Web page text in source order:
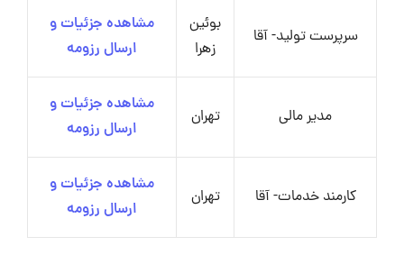
سرپرست تولید- آقا
بوئین
زهرا
مشاهده جزئیات و
ارسال رزومه
مدیر مالی تهران
مشاهده جزئیات و
ارسال رزومه
کارمند خدمات- آقا تهران
مشاهده جزئیات و
ارسال رزومه